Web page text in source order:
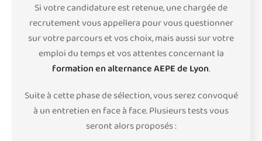
Si votre candidature est retenue, une chargée de
recrutement vous appellera pour vous questionner
sur votre parcours et vos choix, mais aussi sur votre
emploi du temps et vos attentes concernant la
formation en alternance AEPE de Lyon.
Suite à cette phase de sélection, vous serez convoqué
à un entretien en face à face. Plusieurs tests vous
seront alors proposés :